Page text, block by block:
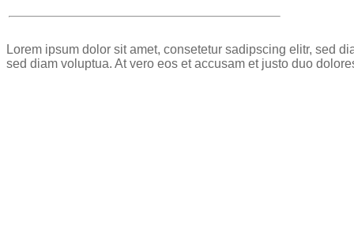
Lorem ipsum dolor sit amet, consetetur sadipscing elitr, sed
sed diam voluptua. At vero eos et accusam et justo duo